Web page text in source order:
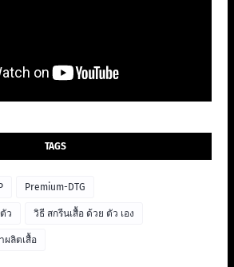
TAGS
Premium-DTG
ว วิธี สกรีนเสื้อ ด้วย ตัว เอง
ผลิตเสื้อ